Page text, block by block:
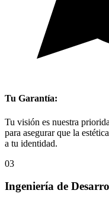
Tu Garantía:
Tu visión es nuestra
para asegurar que la
a tu identidad.
03
Ingeniería de